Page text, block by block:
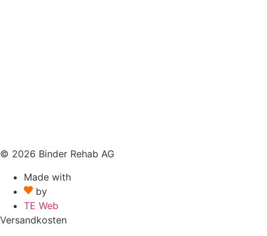
© 2026 Binder Rehab AG
Made with
by
TE Web
Versandkosten